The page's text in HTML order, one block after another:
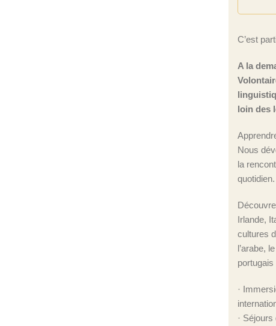
C’est
A la
loin des
Nous
la
quotidien.
Irlande,
cultures
l’arabe,
portugais
·
·